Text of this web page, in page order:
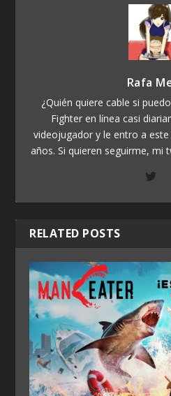
Rafa
¿Quién quiere cable si
Fighter en línea casi
videojugador y le entro a
años. Si quieren seguirme, mi
RELATED POSTS